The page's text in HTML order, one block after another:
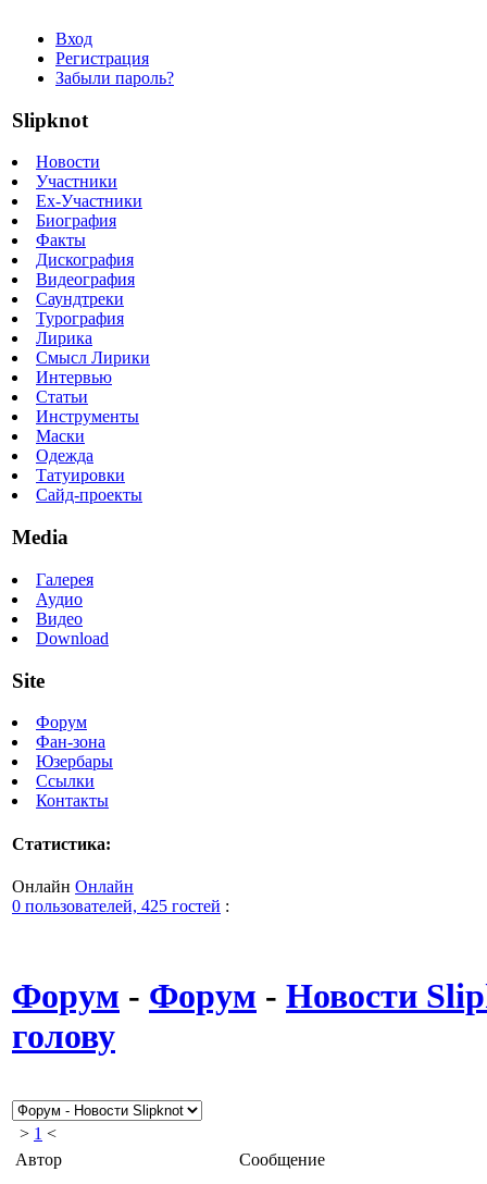
Вход
Регистрация
Забыли пароль?
Slipknot
Новости
Участники
Ex-Участники
Биография
Факты
Дискография
Видеография
Саундтреки
Турография
Лирика
Смысл Лирики
Интервью
Статьи
Инструменты
Маски
Одежда
Татуировки
Сайд-проекты
Media
Галерея
Аудио
Видео
Download
Site
Форум
Фан-зона
Юзербары
Ссылки
Контакты
Статистика:
Онлайн Онлайн
0 пользователей, 425 гостей :
Форум - Форум - Новости
голову
> 1 <
Автор
Сообщение